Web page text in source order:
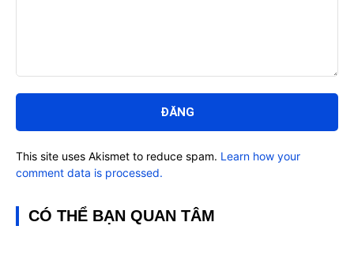
luận:
This site uses Akismet to reduce spam. Learn how your
comment data is processed.
CÓ THỂ BẠN QUAN TÂM